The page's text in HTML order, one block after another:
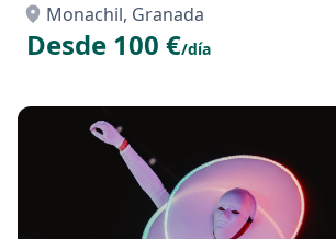
Monachil, Granada
Desde 100 €/día